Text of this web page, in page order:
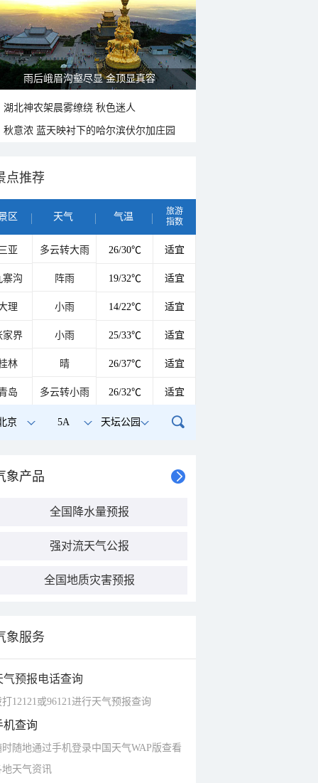
雨后峨眉沟壑尽显 金顶显真容
湖北神农架晨雾缭绕 秋色迷人
秋意浓 蓝天映衬下的哈尔滨伏尔加庄园
点推荐
区 天气 气温
旅游
指数
亚 多云转大雨 26/30℃ 适宜
寨沟 阵雨 19/32℃ 适宜
理 小雨 14/22℃ 适宜
家界 小雨 25/33℃ 适宜
林 晴 26/37℃ 适宜
岛 多云转小雨 26/32℃ 适宜
京 5A 天坛公园
象产品
全国降水量预报
强对流天气公报
全国地质灾害预报
象服务
气预报电话查询
打12121或96121进行天气预报查询
机查询
时随地通过手机登录中国天气WAP版查看
地天气资讯